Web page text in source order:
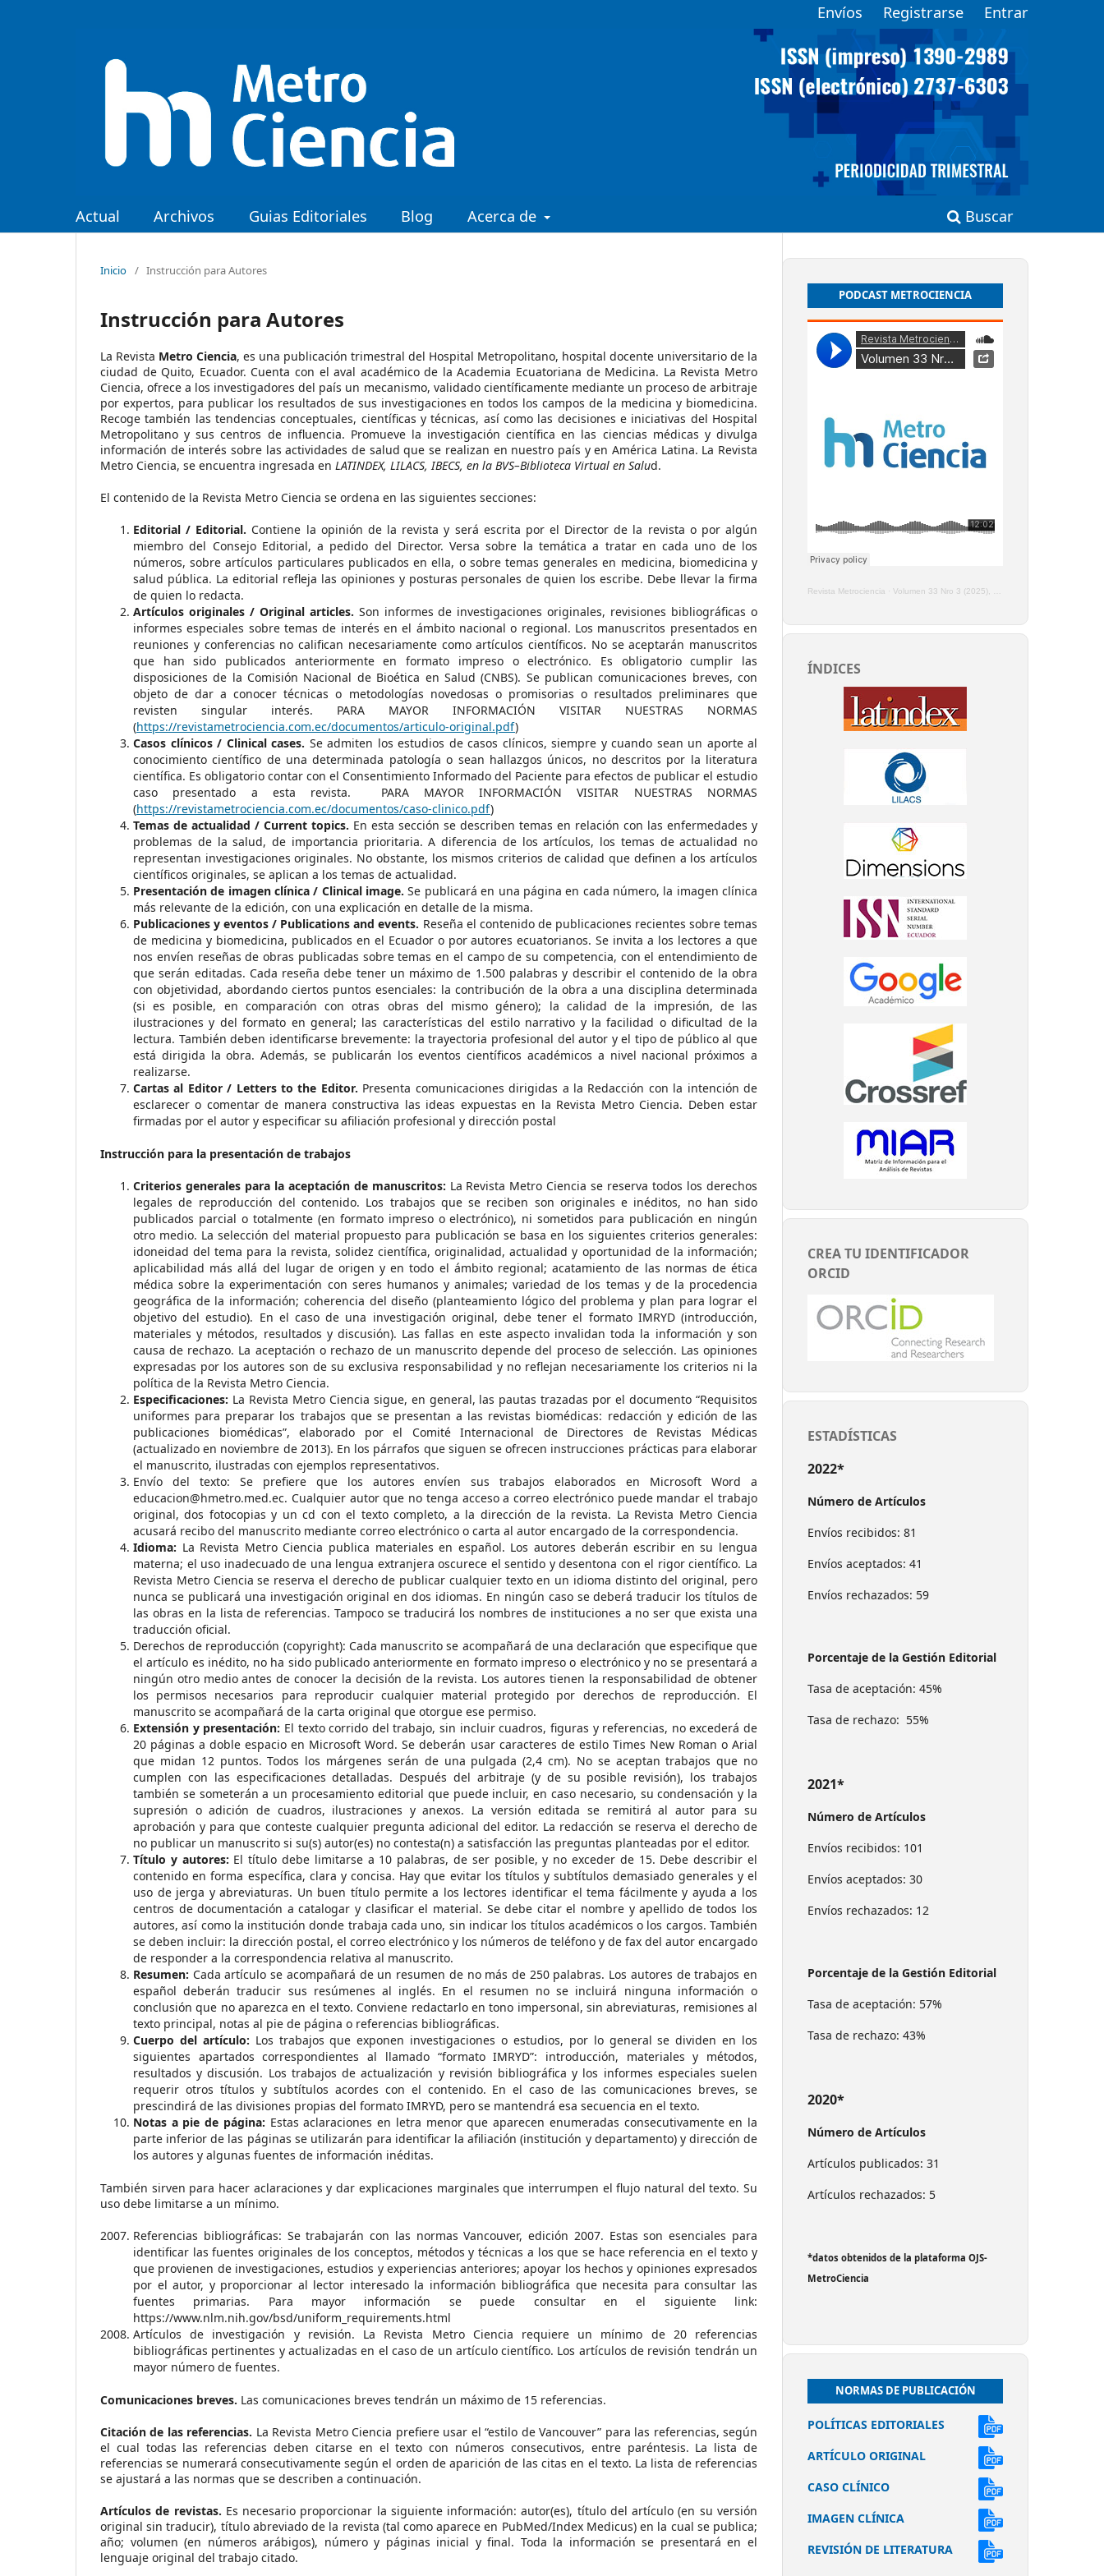
Actual Archivos Guias Editoriales Blog Acerca de Buscar
Envíos Registrarse Entrar
Inicio / Instrucción para Autores
Instrucción para Autores
La Revista Metro Ciencia, es una publicación trimestral del Hospital Metropolitano, hospital docente universitario de la
ciudad de Quito, Ecuador. Cuenta con el aval académico de la Academia Ecuatoriana de Medicina. La Revista Metro
Ciencia, ofrece a los investigadores del país un mecanismo, validado científicamente mediante un proceso de arbitraje
por expertos, para publicar los resultados de sus investigaciones en todos los campos de la medicina y biomedicina.
Recoge también las tendencias conceptuales, científicas y técnicas, así como las decisiones e iniciativas del Hospital
Metropolitano y sus centros de influencia. Promueve la investigación científica en las ciencias médicas y divulga
información de interés sobre las actividades de salud que se realizan en nuestro país y en América Latina. La Revista
Metro Ciencia, se encuentra ingresada en LATINDEX, LILACS, IBECS, en la BVS–Biblioteca Virtual en Salud.
El contenido de la Revista Metro Ciencia se ordena en las siguientes secciones:
Editorial / Editorial. Contiene la opinión de la revista y será escrita por el Director de la revista o por algún
miembro del Consejo Editorial, a pedido del Director. Versa sobre la temática a tratar en cada uno de los
números, sobre artículos particulares publicados en ella, o sobre temas generales en medicina, biomedicina y
salud pública. La editorial refleja las opiniones y posturas personales de quien los escribe. Debe llevar la firma
de quien lo redacta.
Artículos originales / Original articles. Son informes de investigaciones originales, revisiones bibliográficas o
informes especiales sobre temas de interés en el ámbito nacional o regional. Los manuscritos presentados en
reuniones y conferencias no califican necesariamente como artículos científicos. No se aceptarán manuscritos
que han sido publicados anteriormente en formato impreso o electrónico. Es obligatorio cumplir las
disposiciones de la Comisión Nacional de Bioética en Salud (CNBS). Se publican comunicaciones breves, con
objeto de dar a conocer técnicas o metodologías novedosas o promisorias o resultados preliminares que
revisten singular interés. PARA MAYOR INFORMACIÓN VISITAR NUESTRAS NORMAS
(https://revistametrociencia.com.ec/documentos/articulo-original.pdf)
Casos clínicos / Clinical cases. Se admiten los estudios de casos clínicos, siempre y cuando sean un aporte al
conocimiento científico de una determinada patología o sean hallazgos únicos, no descritos por la literatura
científica. Es obligatorio contar con el Consentimiento Informado del Paciente para efectos de publicar el estudio
caso presentado a esta revista. PARA MAYOR INFORMACIÓN VISITAR NUESTRAS NORMAS
(https://revistametrociencia.com.ec/documentos/caso-clinico.pdf)
Temas de actualidad / Current topics. En esta sección se describen temas en relación con las enfermedades y
problemas de la salud, de importancia prioritaria. A diferencia de los artículos, los temas de actualidad no
representan investigaciones originales. No obstante, los mismos criterios de calidad que definen a los artículos
científicos originales, se aplican a los temas de actualidad.
Presentación de imagen clínica / Clinical image. Se publicará en una página en cada número, la imagen clínica
más relevante de la edición, con una explicación en detalle de la misma.
Publicaciones y eventos / Publications and events. Reseña el contenido de publicaciones recientes sobre temas
de medicina y biomedicina, publicados en el Ecuador o por autores ecuatorianos. Se invita a los lectores a que
nos envíen reseñas de obras publicadas sobre temas en el campo de su competencia, con el entendimiento de
que serán editadas. Cada reseña debe tener un máximo de 1.500 palabras y describir el contenido de la obra
con objetividad, abordando ciertos puntos esenciales: la contribución de la obra a una disciplina determinada
(si es posible, en comparación con otras obras del mismo género); la calidad de la impresión, de las
ilustraciones y del formato en general; las características del estilo narrativo y la facilidad o dificultad de la
lectura. También deben identificarse brevemente: la trayectoria profesional del autor y el tipo de público al que
está dirigida la obra. Además, se publicarán los eventos científicos académicos a nivel nacional próximos a
realizarse.
Cartas al Editor / Letters to the Editor. Presenta comunicaciones dirigidas a la Redacción con la intención de
esclarecer o comentar de manera constructiva las ideas expuestas en la Revista Metro Ciencia. Deben estar
firmadas por el autor y especificar su afiliación profesional y dirección postal
Instrucción para la presentación de trabajos
Criterios generales para la aceptación de manuscritos: La Revista Metro Ciencia se reserva todos los derechos
legales de reproducción del contenido. Los trabajos que se reciben son originales e inéditos, no han sido
publicados parcial o totalmente (en formato impreso o electrónico), ni sometidos para publicación en ningún
otro medio. La selección del material propuesto para publicación se basa en los siguientes criterios generales:
idoneidad del tema para la revista, solidez científica, originalidad, actualidad y oportunidad de la información;
aplicabilidad más allá del lugar de origen y en todo el ámbito regional; acatamiento de las normas de ética
médica sobre la experimentación con seres humanos y animales; variedad de los temas y de la procedencia
geográfica de la información; coherencia del diseño (planteamiento lógico del problema y plan para lograr el
objetivo del estudio). En el caso de una investigación original, debe tener el formato IMRYD (introducción,
materiales y métodos, resultados y discusión). Las fallas en este aspecto invalidan toda la información y son
causa de rechazo. La aceptación o rechazo de un manuscrito depende del proceso de selección. Las opiniones
expresadas por los autores son de su exclusiva responsabilidad y no reflejan necesariamente los criterios ni la
política de la Revista Metro Ciencia.
Especificaciones: La Revista Metro Ciencia sigue, en general, las pautas trazadas por el documento “Requisitos
uniformes para preparar los trabajos que se presentan a las revistas biomédicas: redacción y edición de las
publicaciones biomédicas”, elaborado por el Comité Internacional de Directores de Revistas Médicas
(actualizado en noviembre de 2013). En los párrafos que siguen se ofrecen instrucciones prácticas para elaborar
el manuscrito, ilustradas con ejemplos representativos.
Envío del texto: Se prefiere que los autores envíen sus trabajos elaborados en Microsoft Word a
educacion@hmetro.med.ec. Cualquier autor que no tenga acceso a correo electrónico puede mandar el trabajo
original, dos fotocopias y un cd con el texto completo, a la dirección de la revista. La Revista Metro Ciencia
acusará recibo del manuscrito mediante correo electrónico o carta al autor encargado de la correspondencia.
Idioma: La Revista Metro Ciencia publica materiales en español. Los autores deberán escribir en su lengua
materna; el uso inadecuado de una lengua extranjera oscurece el sentido y desentona con el rigor científico. La
Revista Metro Ciencia se reserva el derecho de publicar cualquier texto en un idioma distinto del original, pero
nunca se publicará una investigación original en dos idiomas. En ningún caso se deberá traducir los títulos de
las obras en la lista de referencias. Tampoco se traducirá los nombres de instituciones a no ser que exista una
traducción oficial.
Derechos de reproducción (copyright): Cada manuscrito se acompañará de una declaración que especifique que
el artículo es inédito, no ha sido publicado anteriormente en formato impreso o electrónico y no se presentará a
ningún otro medio antes de conocer la decisión de la revista. Los autores tienen la responsabilidad de obtener
los permisos necesarios para reproducir cualquier material protegido por derechos de reproducción. El
manuscrito se acompañará de la carta original que otorgue ese permiso.
Extensión y presentación: El texto corrido del trabajo, sin incluir cuadros, figuras y referencias, no excederá de
20 páginas a doble espacio en Microsoft Word. Se deberán usar caracteres de estilo Times New Roman o Arial
que midan 12 puntos. Todos los márgenes serán de una pulgada (2,4 cm). No se aceptan trabajos que no
cumplen con las especificaciones detalladas. Después del arbitraje (y de su posible revisión), los trabajos
también se someterán a un procesamiento editorial que puede incluir, en caso necesario, su condensación y la
supresión o adición de cuadros, ilustraciones y anexos. La versión editada se remitirá al autor para su
aprobación y para que conteste cualquier pregunta adicional del editor. La redacción se reserva el derecho de
no publicar un manuscrito si su(s) autor(es) no contesta(n) a satisfacción las preguntas planteadas por el editor.
Título y autores: El título debe limitarse a 10 palabras, de ser posible, y no exceder de 15. Debe describir el
contenido en forma específica, clara y concisa. Hay que evitar los títulos y subtítulos demasiado generales y el
uso de jerga y abreviaturas. Un buen título permite a los lectores identificar el tema fácilmente y ayuda a los
centros de documentación a catalogar y clasificar el material. Se debe citar el nombre y apellido de todos los
autores, así como la institución donde trabaja cada uno, sin indicar los títulos académicos o los cargos. También
se deben incluir: la dirección postal, el correo electrónico y los números de teléfono y de fax del autor encargado
de responder a la correspondencia relativa al manuscrito.
Resumen: Cada artículo se acompañará de un resumen de no más de 250 palabras. Los autores de trabajos en
español deberán traducir sus resúmenes al inglés. En el resumen no se incluirá ninguna información o
conclusión que no aparezca en el texto. Conviene redactarlo en tono impersonal, sin abreviaturas, remisiones al
texto principal, notas al pie de página o referencias bibliográficas.
Cuerpo del artículo: Los trabajos que exponen investigaciones o estudios, por lo general se dividen en los
siguientes apartados correspondientes al llamado “formato IMRYD”: introducción, materiales y métodos,
resultados y discusión. Los trabajos de actualización y revisión bibliográfica y los informes especiales suelen
requerir otros títulos y subtítulos acordes con el contenido. En el caso de las comunicaciones breves, se
prescindirá de las divisiones propias del formato IMRYD, pero se mantendrá esa secuencia en el texto.
Notas a pie de página: Estas aclaraciones en letra menor que aparecen enumeradas consecutivamente en la
parte inferior de las páginas se utilizarán para identificar la afiliación (institución y departamento) y dirección de
los autores y algunas fuentes de información inéditas.
También sirven para hacer aclaraciones y dar explicaciones marginales que interrumpen el flujo natural del texto. Su
uso debe limitarse a un mínimo.
Referencias bibliográficas: Se trabajarán con las normas Vancouver, edición 2007. Estas son esenciales para
identificar las fuentes originales de los conceptos, métodos y técnicas a los que se hace referencia en el texto y
que provienen de investigaciones, estudios y experiencias anteriores; apoyar los hechos y opiniones expresados
por el autor, y proporcionar al lector interesado la información bibliográfica que necesita para consultar las
fuentes primarias. Para mayor información se puede consultar en el siguiente link:
https://www.nlm.nih.gov/bsd/uniform_requirements.html
Artículos de investigación y revisión. La Revista Metro Ciencia requiere un mínimo de 20 referencias
bibliográficas pertinentes y actualizadas en el caso de un artículo científico. Los artículos de revisión tendrán un
mayor número de fuentes.
Comunicaciones breves. Las comunicaciones breves tendrán un máximo de 15 referencias.
Citación de las referencias. La Revista Metro Ciencia prefiere usar el “estilo de Vancouver” para las referencias, según
el cual todas las referencias deben citarse en el texto con números consecutivos, entre paréntesis. La lista de
referencias se numerará consecutivamente según el orden de aparición de las citas en el texto. La lista de referencias
se ajustará a las normas que se describen a continuación.
Artículos de revistas. Es necesario proporcionar la siguiente información: autor(es), título del artículo (en su versión
original sin traducir), título abreviado de la revista (tal como aparece en PubMed/Index Medicus) en la cual se publica;
año; volumen (en números arábigos), número y páginas inicial y final. Toda la información se presentará en el
lenguaje original del trabajo citado.
PODCAST METROCIENCIA
Revista Metrociencia · Volumen 33 Nro 3 (2025), Enero - Marzo
ÍNDICES
CREA TU IDENTIFICADOR
ORCID
ESTADÍSTICAS
2022*
Número de Artículos
Envíos recibidos: 81
Envíos aceptados: 41
Envíos rechazados: 59
Porcentaje de la Gestión Editorial
Tasa de aceptación: 45%
Tasa de rechazo: 55%
2021*
Número de Artículos
Envíos recibidos: 101
Envíos aceptados: 30
Envíos rechazados: 12
Porcentaje de la Gestión Editorial
Tasa de aceptación: 57%
Tasa de rechazo: 43%
2020*
Número de Artículos
Artículos publicados: 31
Artículos rechazados: 5
*datos obtenidos de la plataforma OJS-
MetroCiencia
NORMAS DE PUBLICACIÓN
POLÍTICAS EDITORIALES
ARTÍCULO ORIGINAL
CASO CLÍNICO
IMAGEN CLÍNICA
REVISIÓN DE LITERATURA